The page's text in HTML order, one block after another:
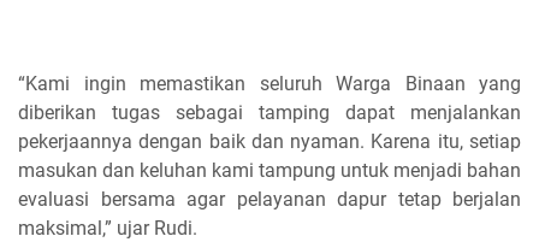
“Kami ingin memastikan seluruh Warga Binaan yang
diberikan tugas sebagai tamping dapat menjalankan
pekerjaannya dengan baik dan nyaman. Karena itu, setiap
masukan dan keluhan kami tampung untuk menjadi bahan
evaluasi bersama agar pelayanan dapur tetap berjalan
maksimal,” ujar Rudi.